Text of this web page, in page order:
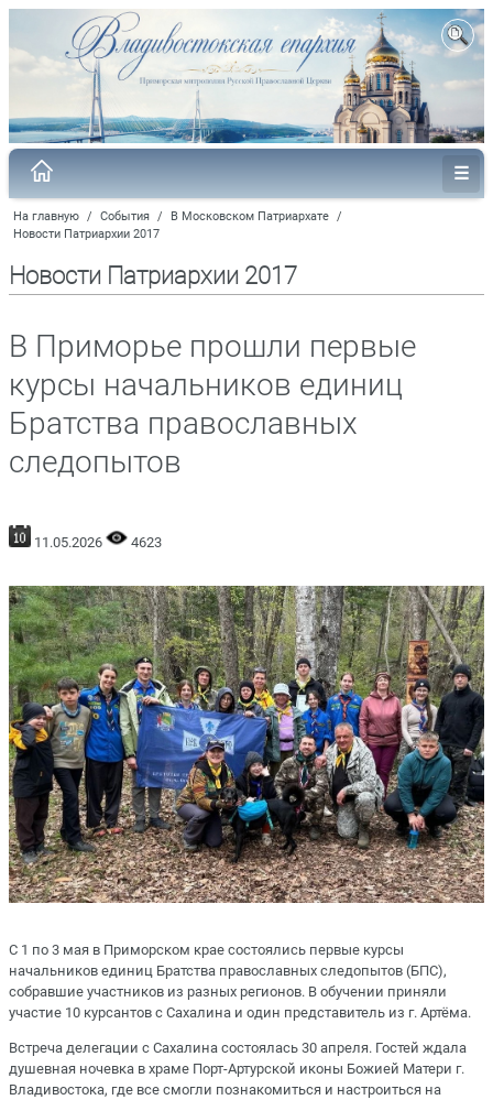
На главную / События / В Московском Патриархате /
Новости Патриархии 2017
Новости Патриархии 2017
В Приморье прошли первые
курсы начальников единиц
Братства православных
следопытов
11.05.2026 4623
С 1 по 3 мая в Приморском крае состоялись первые курсы
начальников единиц Братства православных следопытов (БПС),
собравшие участников из разных регионов. В обучении приняли
участие 10 курсантов с Сахалина и один представитель из г. Артёма.
Встреча делегации с Сахалина состоялась 30 апреля. Гостей ждала
душевная ночевка в храме Порт-Артурской иконы Божией Матери г.
Владивостока, где все смогли познакомиться и настроиться на